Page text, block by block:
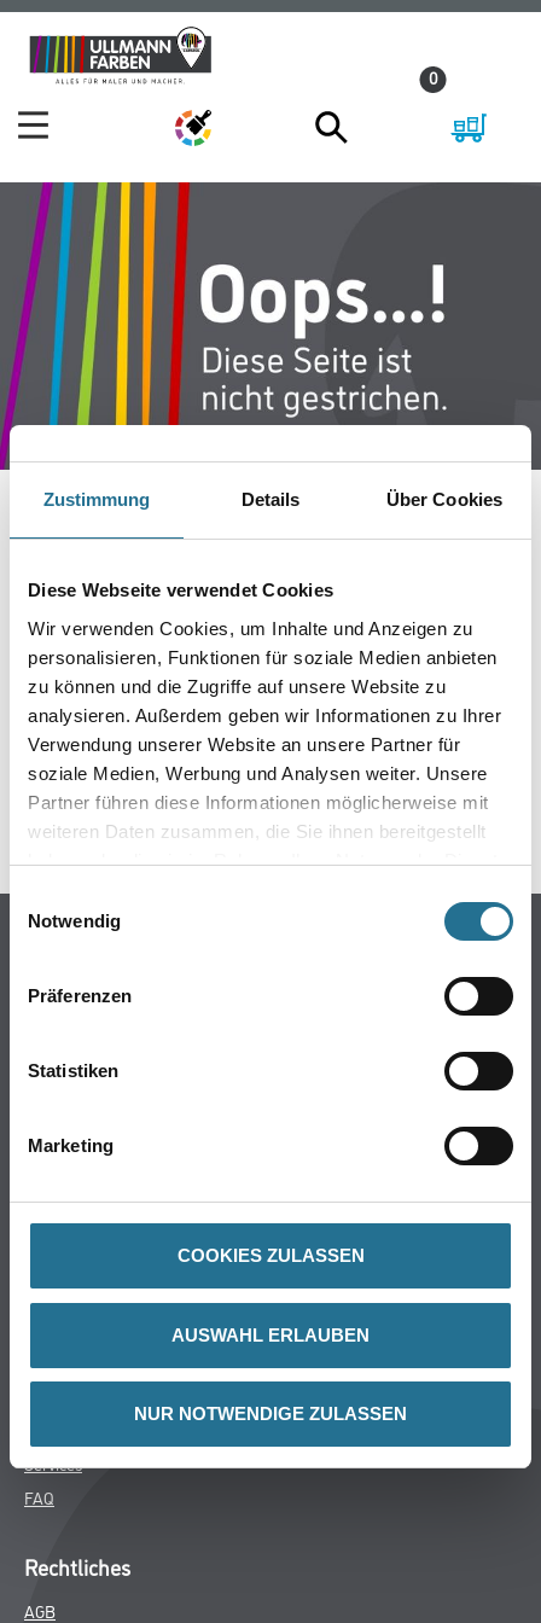
Zustimmung Details Über Cookies
Diese Webseite verwendet Cookies
Wir verwenden Cookies, um Inhalte und Anzeigen zu
personalisieren, Funktionen für soziale Medien anbieten
zu können und die Zugriffe auf unsere Website zu
analysieren. Außerdem geben wir Informationen zu Ihrer
Verwendung unserer Website an unsere Partner für
soziale Medien, Werbung und Analysen weiter. Unsere
Partner führen diese Informationen möglicherweise mit
weiteren Daten zusammen, die Sie ihnen bereitgestellt
haben oder die sie im Rahmen Ihrer Nutzung der Dienste
Einwilligungsauswahl
Notwendig
Präferenzen
Statistiken
Marketing
COOKIES ZULASSEN
AUSWAHL ERLAUBEN
NUR NOTWENDIGE ZULASSEN
Zum
Inhalt
Zum
Navigationsmenü
0
IST AUFGETRETEN
Keine Sorge, wir pinseln schon an der Lösung und
werden das Problem so schnell wie möglich beheben.
Erkunden Sie in der Zwischenzeit unseren Online-Shop
und lassen Sie sich inspirieren.
ZURÜCK ZUM ONLINE-SHOP
Online-Shop
Putze- und Spachtelmassen
Wand- & Deckenbeläge
Über uns
MPlus
Services
FAQ
Rechtliches
AGB